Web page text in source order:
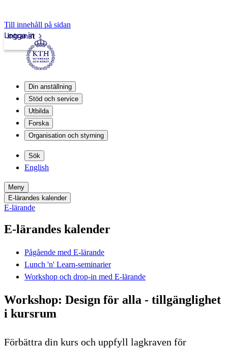
Till innehåll på sidan
Intranät
Logga in
Din anställning
Stöd och service
Utbilda
Forska
Organisation och styrning
Sök
English
Meny
E-lärandes kalender
E-lärande
E-lärandes kalender
Pågående med E-lärande
Lunch 'n' Learn-seminarier
Workshop och drop-in med E-lärande
Workshop: Design för alla - tillgänglighet
i kursrum
Förbättra din kurs och uppfyll lagkraven för